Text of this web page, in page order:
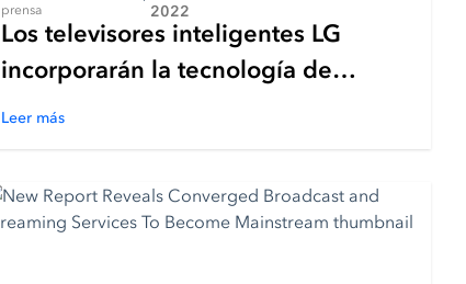
prensa
2022
Los televisores inteligentes LG
incorporarán la tecnología de
acceso condicional ExpressPlay XCA
Leer más